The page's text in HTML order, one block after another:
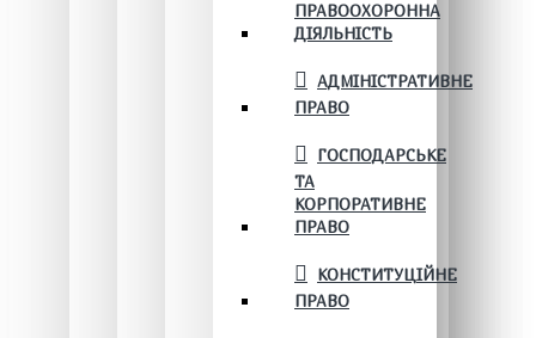
ПРАВООХОРОННА
ДІЯЛЬНІСТЬ
АДМІНІСТРАТИВНЕ
ПРАВО
ГОСПОДАРСЬКЕ
ТА
КОРПОРАТИВНЕ
ПРАВО
КОНСТИТУЦІЙНЕ
ПРАВО